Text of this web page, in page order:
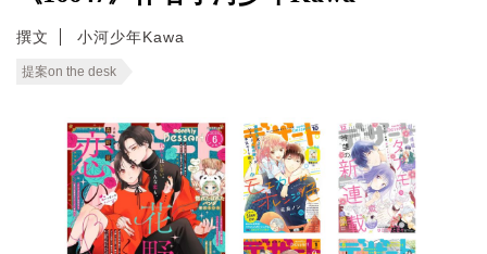
撰文 小河少年Kawa
提案on the desk